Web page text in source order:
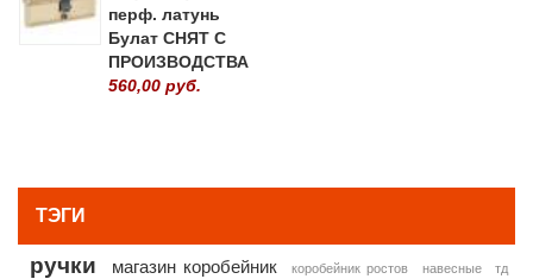
перф. латунь
Булат СНЯТ С
ПРОИЗВОДСТВА
560,00 руб.
ТЭГИ
ручки магазин коробейник коробейник ростов навесные
тд